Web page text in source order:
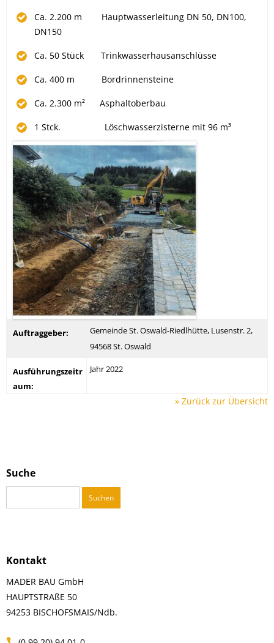
Ca. 2.200 m Hauptwasserleitung DN 50, DN100,
DN150
Ca. 50 Stück Trinkwasserhausanschlüsse
Ca. 400 m Bordrinnensteine
Ca. 2.300 m² Asphaltoberbau
1 Stck. Löschwasserzisterne mit 96 m³
Auftraggeber:
Gemeinde St. Oswald-Riedlhütte, Lusenstr. 2,
94568 St. Oswald
Ausführungszeitr
aum:
Jahr 2022
» Zurück zur Übersicht
Suche
nach:
Kontakt
MADER BAU GmbH
HAUPTSTRAßE 50
94253 BISCHOFSMAIS/Ndb.